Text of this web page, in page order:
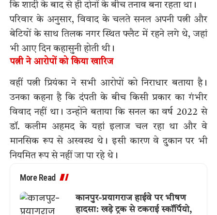
कि शादी के बाद से ही दोनों के बीच तनाव बना रहता था।
परिवार के अनुसार, विवाद के चलते सनल अपनी पत्नी और
बेटियों के साथ तिलक नगर स्थित फ्लैट में रहने लगे थे, जहां
भी आए दिन कहासुनी होती थी।
पत्नी ने आरोपों को किया खारिज
वहीं पत्नी प्रियंका ने सभी आरोपों को निराधार बताया है।
उनका कहना है कि दंपती के बीच किसी प्रकार का गंभीर
विवाद नहीं था। उन्होंने बताया कि सनल का वर्ष 2022 से
डॉ. कलीम अहमद के यहां इलाज चल रहा था और वे
मानसिक रूप से अस्वस्थ थे। इसी कारण वे दुकान पर भी
नियमित रूप से नहीं जा पा रहे थे।
More Read
कानपुर-प्रयागराज हाईवे पर भीषण
हादसा: खड़े ट्रक से टकराई स्कॉर्पियो,